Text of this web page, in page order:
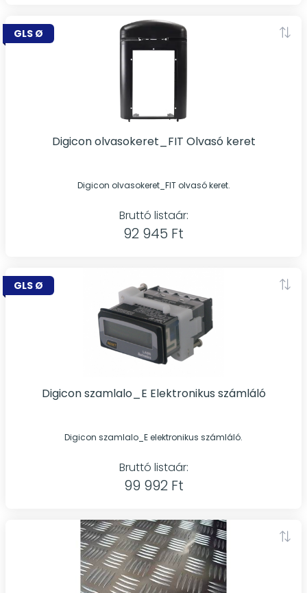
GLS Ø
Digicon olvasokeret_FIT Olvasó keret
Digicon olvasokeret_FIT olvasó keret.
Bruttó listaár:
92 945 Ft
GLS Ø
Digicon szamlalo_E Elektronikus számláló
Digicon szamlalo_E elektronikus számláló.
Bruttó listaár:
99 992 Ft